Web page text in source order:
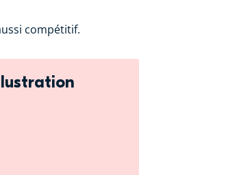
compétitif.